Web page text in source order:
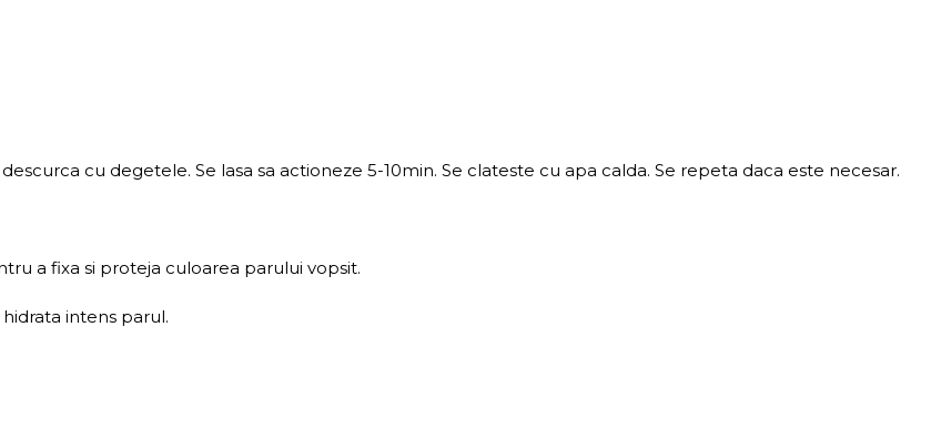
cu degetele. Se lasa sa actioneze 5-10min. Se clateste cu apa calda. Se repeta daca este necesar.
a fixa si proteja culoarea parului vopsit.
intens parul.